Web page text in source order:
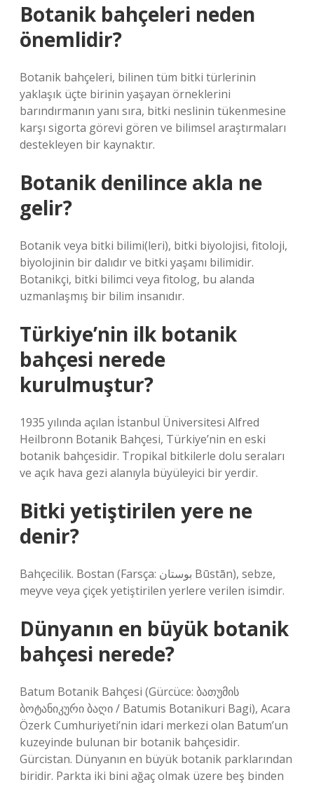
Botanik bahçeleri neden
önemlidir?
Botanik bahçeleri, bilinen tüm bitki türlerinin
yaklaşık üçte birinin yaşayan örneklerini
barındırmanın yanı sıra, bitki neslinin tükenmesine
karşı sigorta görevi gören ve bilimsel araştırmaları
destekleyen bir kaynaktır.
Botanik denilince akla ne
gelir?
Botanik veya bitki bilimi(leri), bitki biyolojisi, fitoloji,
biyolojinin bir dalıdır ve bitki yaşamı bilimidir.
Botanikçi, bitki bilimci veya fitolog, bu alanda
uzmanlaşmış bir bilim insanıdır.
Türkiye’nin ilk botanik
bahçesi nerede
kurulmuştur?
1935 yılında açılan İstanbul Üniversitesi Alfred
Heilbronn Botanik Bahçesi, Türkiye’nin en eski
botanik bahçesidir. Tropikal bitkilerle dolu seraları
ve açık hava gezi alanıyla büyüleyici bir yerdir.
Bitki yetiştirilen yere ne
denir?
Bahçecilik. Bostan (Farsça: بوستان Būstān), sebze,
meyve veya çiçek yetiştirilen yerlere verilen isimdir.
Dünyanın en büyük botanik
bahçesi nerede?
Batum Botanik Bahçesi (Gürcüce: ბათუმის
ბოტანიკური ბაღი / Batumis Botanikuri Bagi), Acara
Özerk Cumhuriyeti’nin idari merkezi olan Batum’un
kuzeyinde bulunan bir botanik bahçesidir.
Gürcistan. Dünyanın en büyük botanik parklarından
biridir. Parkta iki bini ağaç olmak üzere beş binden